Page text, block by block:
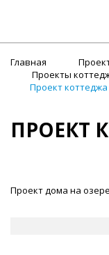
Главная
Проекты
Проект
ПРОЕКТ
Проект дома на